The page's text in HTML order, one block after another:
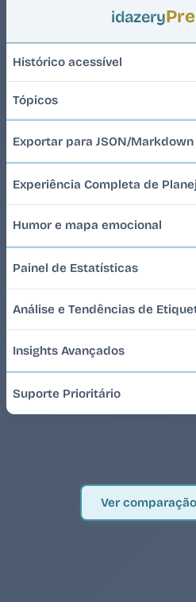
idazery
Histórico acessível
Tópicos
Exportar para JSON/Markdown
Experiência Completa de
Humor e mapa emocional
Painel de Estatísticas
Análise e Tendências de
Insights Avançados
Suporte Prioritário
Ver